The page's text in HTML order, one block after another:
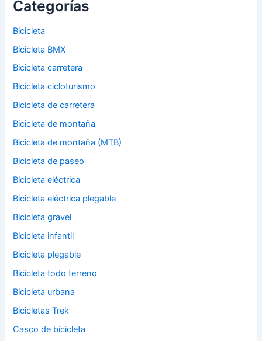
Categorías
Bicicleta
Bicicleta BMX
Bicicleta carretera
Bicicleta cicloturismo
Bicicleta de carretera
Bicicleta de montaña
Bicicleta de montaña (MTB)
Bicicleta de paseo
Bicicleta eléctrica
Bicicleta eléctrica plegable
Bicicleta gravel
Bicicleta infantil
Bicicleta plegable
Bicicleta todo terreno
Bicicleta urbana
Bicicletas Trek
Casco de bicicleta